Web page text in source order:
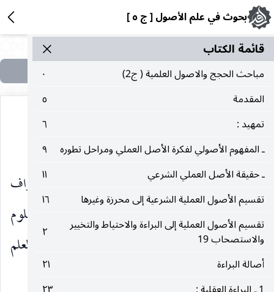
بحوث في علم الأصول [ ج ٥ ]
قائمة الکتاب
مباحث الحجج والاصول العلمية ( ج2)
٠
المقدمة
٥
تمهيد :
٦
ـ المفهوم الأصولي لفكرة الأصل العملي ومراحل تطوره
٩
ـ حقيقة الأصل العملي الشرعي
١١
تقسيم الأصول العملية الشرعية إلى محرزة وغيرها
١٦
تقسيم الأصول العملية إلى البراءة والاحتياط والتخيير
والاستصحاب 19
٢
أصالة البراءة
٢١
٤ ـ انحلال العلم الإجمالي بالعلم الوجداني :
إذا فرض العلم التفصيليّ بالتكليف في بعض أطراف
العلم الإجمالي ، أو فرض حصول علم إجمالي بمقدار المعلوم
بالإجمال في دائرة أصغر من الأطراف فهل ينحل العلم
الإجمالي حقيقة أو حكما على الأقل أو لا؟